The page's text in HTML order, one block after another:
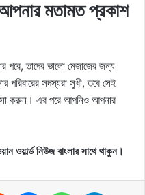
মতামত প্রকাশ
পরে, তাদের ভালো মেজাজের জন্য
সদস্যরা সুখী, তবে সেই
করুন। এর পরে আপনিও আপনার
ওয়ার্ল্ড নিউজ বাংলার সাথে থাকুন।